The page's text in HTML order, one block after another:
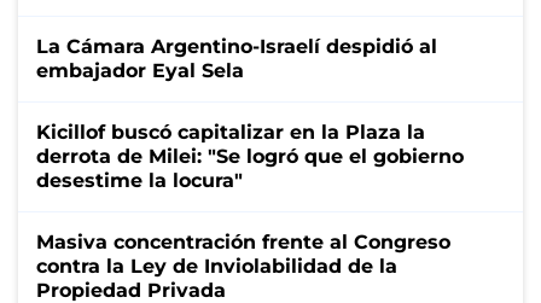
La Cámara Argentino-Israelí despidió al
embajador Eyal Sela
Kicillof buscó capitalizar en la Plaza la
derrota de Milei: "Se logró que el gobierno
desestime la locura"
Masiva concentración frente al Congreso
contra la Ley de Inviolabilidad de la
Propiedad Privada